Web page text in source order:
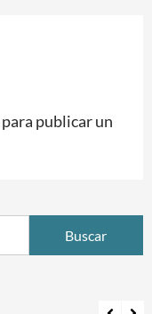
para publicar un